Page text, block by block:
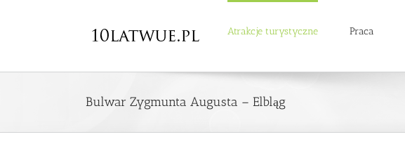
Atrakcje turystyczne Praca
Bulwar Zygmunta Augusta – Elbląg